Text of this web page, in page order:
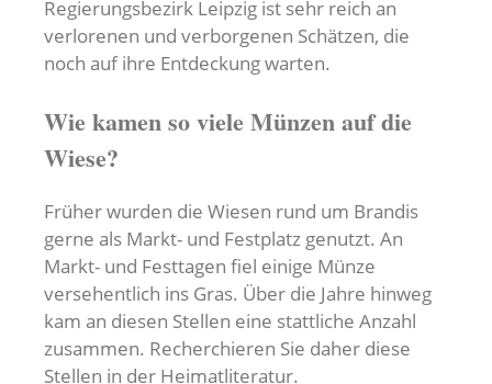
Regierungsbezirk Leipzig ist sehr reich an
verlorenen und verborgenen Schätzen, die
noch auf ihre Entdeckung warten.
Wie kamen so viele Münzen auf die
Wiese?
Früher wurden die Wiesen rund um Brandis
gerne als Markt- und Festplatz genutzt. An
Markt- und Festtagen fiel einige Münze
versehentlich ins Gras. Über die Jahre hinweg
kam an diesen Stellen eine stattliche Anzahl
zusammen. Recherchieren Sie daher diese
Stellen in der Heimatliteratur.